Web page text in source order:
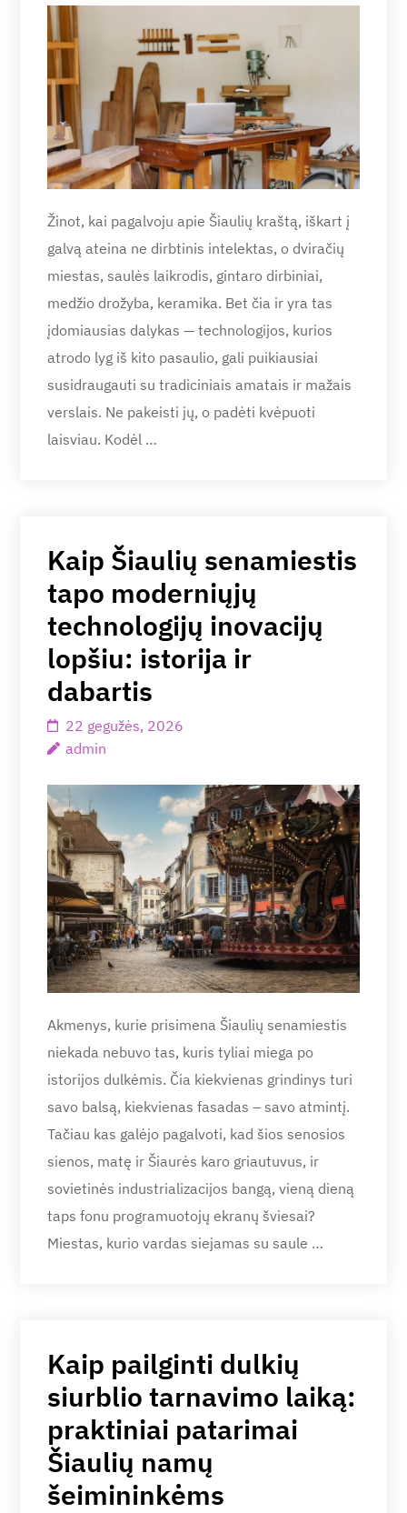
Žinot, kai pagalvoju apie Šiaulių kraštą, iškart į
galvą ateina ne dirbtinis intelektas, o dviračių
miestas, saulės laikrodis, gintaro dirbiniai,
medžio drožyba, keramika. Bet čia ir yra tas
įdomiausias dalykas — technologijos, kurios
atrodo lyg iš kito pasaulio, gali puikiausiai
susidraugauti su tradiciniais amatais ir mažais
verslais. Ne pakeisti jų, o padėti kvėpuoti
laisviau. Kodėl …
Kaip Šiaulių senamiestis
tapo moderniųjų
technologijų inovacijų
lopšiu: istorija ir
dabartis
22 gegužės, 2026
admin
Akmenys, kurie prisimena Šiaulių senamiestis
niekada nebuvo tas, kuris tyliai miega po
istorijos dulkėmis. Čia kiekvienas grindinys turi
savo balsą, kiekvienas fasadas – savo atmintį.
Tačiau kas galėjo pagalvoti, kad šios senosios
sienos, matę ir Šiaurės karo griautuvus, ir
sovietinės industrializacijos bangą, vieną dieną
taps fonu programuotojų ekranų šviesai?
Miestas, kurio vardas siejamas su saule …
Kaip pailginti dulkių
siurblio tarnavimo laiką:
praktiniai patarimai
Šiaulių namų
šeimininkėms